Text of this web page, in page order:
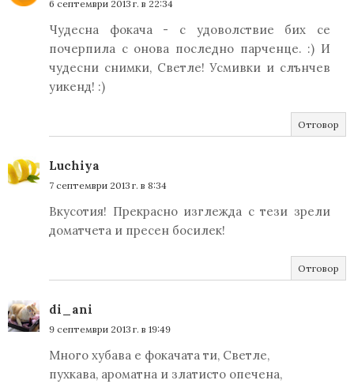
6 септември 2013 г. в 22:34
Чудесна фокача - с удоволствие бих се
почерпила с онова последно парченце. :) И
чудесни снимки, Светле! Усмивки и слънчев
уикенд! :)
Отговор
Luchiya
7 септември 2013 г. в 8:34
Вкусотия! Прекрасно изглежда с тези зрели
доматчета и пресен босилек!
Отговор
di_ani
9 септември 2013 г. в 19:49
Много хубава е фокачата ти, Светле,
пухкава, ароматна и златисто опечена,